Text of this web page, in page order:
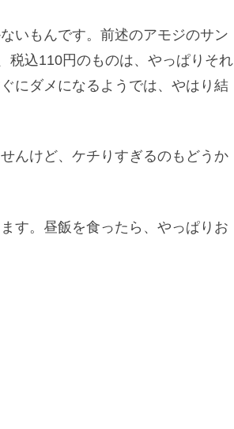
いもんです。前述のアモジのサン
税込110円のものは、やっぱりそれ
にダメになるようでは、やはり結
んけど、ケチりすぎるのもどうか
す。昼飯を食ったら、やっぱりお